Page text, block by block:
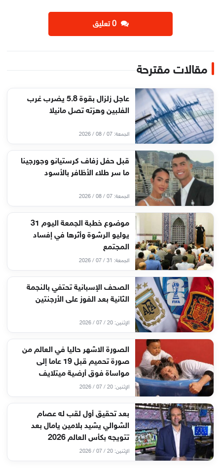
‫0 تعليق
مقالات مقترحة
عاجل زلزال بقوة 5.8 يضرب غرب
الفلبين وهزته تصل مانيلا
الجمعة: 07 / 08 / 2026
قبل حفل زفاف كرستيانو وجورجينا
ما سر طلاء الأظافر بالأسود
الجمعة: 07 / 08 / 2026
موضوع خطبة الجمعة اليوم 31
يوليو الرشوة وأثرها في إفساد
المجتمع
الجمعة: 31 / 07 / 2026
الصحف الإسبانية تحتفي بالنجمة
الثانية بعد الفوز على الأرجنتين
الإثنين: 20 / 07 / 2026
الصورة الاشهر حاليا في العالم من
صورة تحميم قبل 19 عاما إلى
مواساة فوق أرضية ميتلايف
الإثنين: 20 / 07 / 2026
بعد تحقيق أول لقب له عصام
الشوالي يشيد بلامين يامال بعد
تتويجه بكأس العالم 2026
الإثنين: 20 / 07 / 2026